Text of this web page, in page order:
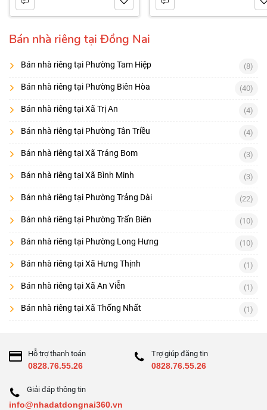
Bán nhà riêng tại Đồng Nai
Bán nhà riêng tại Phường Tam Hiệp (8)
Bán nhà riêng tại Phường Biên Hòa (40)
Bán nhà riêng tại Xã Trị An (4)
Bán nhà riêng tại Phường Tân Triều (4)
Bán nhà riêng tại Xã Trảng Bom (3)
Bán nhà riêng tại Xã Bình Minh (3)
Bán nhà riêng tại Phường Trảng Dài (22)
Bán nhà riêng tại Phường Trấn Biên (10)
Bán nhà riêng tại Phường Long Hưng (10)
Bán nhà riêng tại Xã Hưng Thịnh (1)
Bán nhà riêng tại Xã An Viễn (1)
Bán nhà riêng tại Xã Thống Nhất (1)
Hỗ trợ thanh toán
0828.76.55.26
Trợ giúp đăng tin
0828.76.55.26
Giải đáp thông tin
info@nhadatdongnai360.vn